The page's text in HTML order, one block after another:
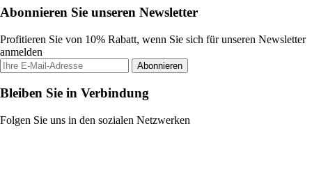
Abonnieren Sie unseren Newsletter
Profitieren Sie von 10% Rabatt, wenn Sie sich für unseren Newsletter
anmelden
Abonnieren
Bleiben Sie in Verbindung
Folgen Sie uns in den sozialen Netzwerken